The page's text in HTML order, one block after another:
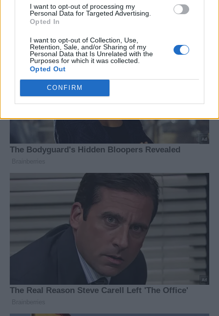
I want to opt-out of processing my
Personal Data for Targeted Advertising.
Opted In
I want to opt-out of Collection, Use,
Retention, Sale, and/or Sharing of my
Personal Data that Is Unrelated with the
Purposes for which it was collected.
Opted Out
CONFIRM